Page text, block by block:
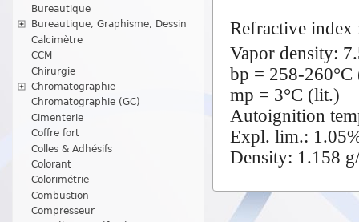
Bureautique
Bureautique, Graphisme, Dessin
Calcimètre
CCM
Chirurgie
Chromatographie
Chromatographie (GC)
Cimenterie
Coffre fort
Colles & Adhésifs
Colorant
Colorimétrie
Combustion
Compresseur
Refractive index
Vapor density:
bp = 258-
mp = 3°C (lit.)
Autoignition
Expl. lim.:
Density: 1.158